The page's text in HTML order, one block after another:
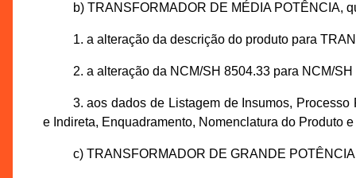
b) TRANSFORMADOR DE MÉDIA POTÊNCIA,
1. a alteração da descrição do produto para
2. a alteração da NCM/SH 8504.33 para NCM/SH
3. aos dados de Listagem de Insumos,
e Indireta, Enquadramento, Nomenclatura do Produto
c) TRANSFORMADOR DE GRANDE